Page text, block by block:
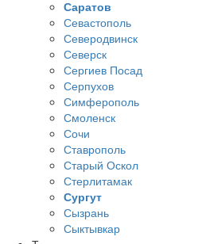
Саратов
Севастополь
Северодвинск
Северск
Сергиев Посад
Серпухов
Симферополь
Смоленск
Сочи
Ставрополь
Старый Оскол
Стерлитамак
Сургут
Сызрань
Сыктывкар